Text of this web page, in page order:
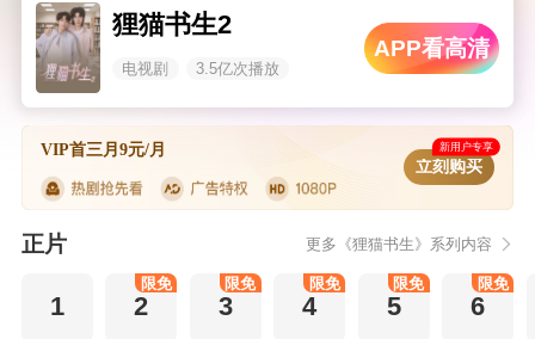
狸猫书生2
电视剧 3.5亿次播放
APP看高清
VIP首三月9元/月 新用户专享
立刻购买
正片 更多《狸猫书生》系列内容
1 2
限免
3
限免
4
限免
5
限免
6
限免